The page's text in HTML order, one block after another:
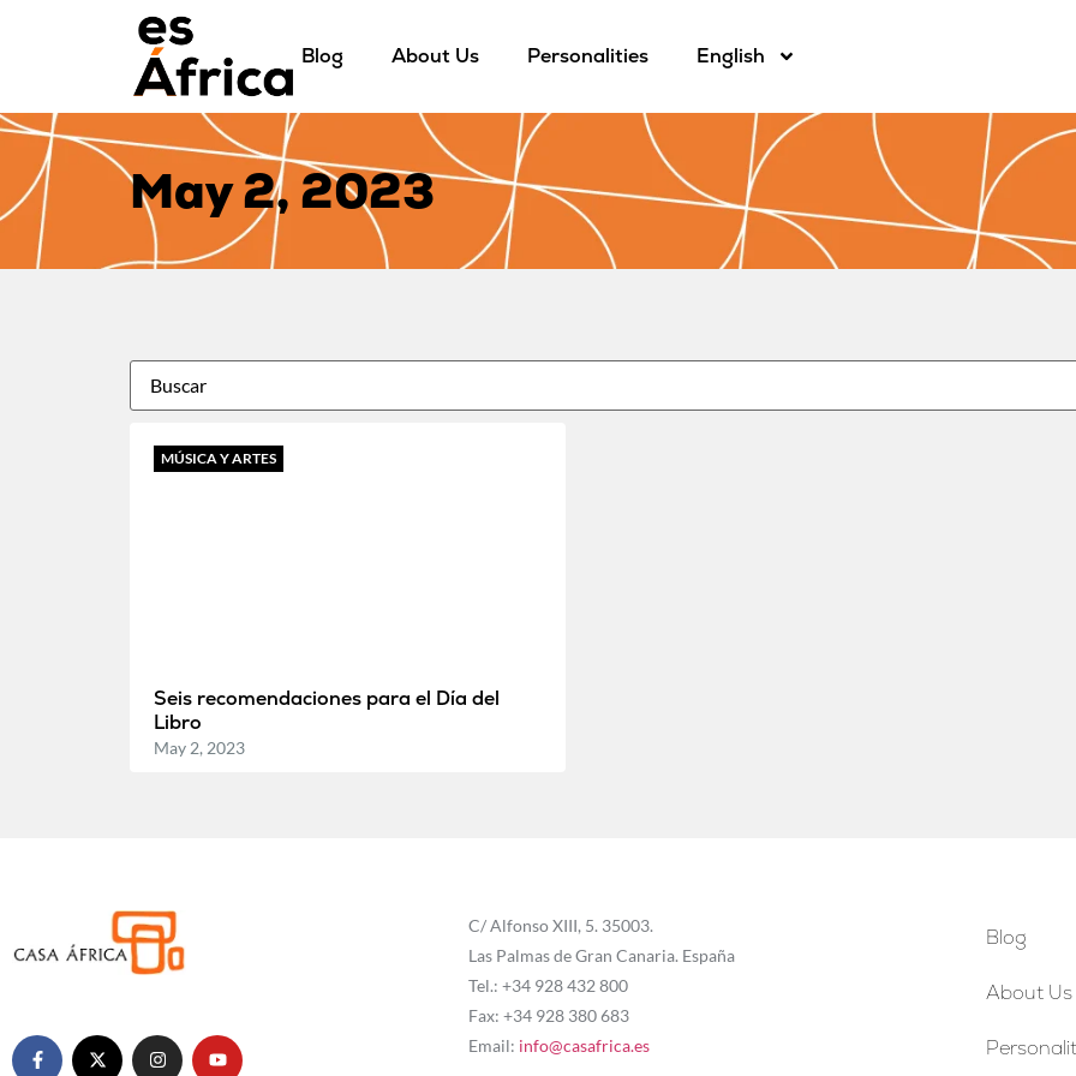
Blog About Us Personalities English
May 2, 2023
MÚSICA Y ARTES
Seis recomendaciones para el Día del
Libro
May 2, 2023
C/ Alfonso XIII, 5. 35003.
Las Palmas de Gran Canaria. España
Tel.: +34 928 432 800
Fax: +34 928 380 683
Email: info@casafrica.es
Blog
About Us